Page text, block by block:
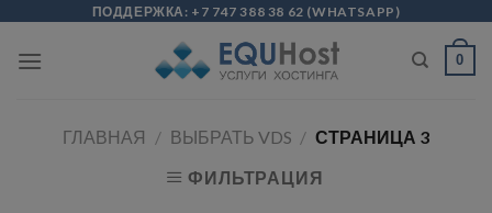
content
ПОДДЕРЖКА: +7 747 388 38 62 (WHATSAPP )
0
ГЛАВНАЯ / ВЫБРАТЬ VDS / СТРАНИЦА 3
ФИЛЬТРАЦИЯ
modal-check